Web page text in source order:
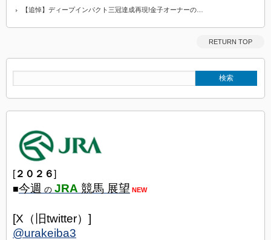
【追悼】ディープインパクト三冠達成再現!金子オーナーの…
RETURN TOP
[２０２６]
■今週 の JRA 競馬 展望 NEW
[X（旧twitter）]
@urakeiba3